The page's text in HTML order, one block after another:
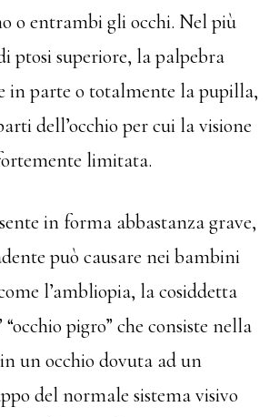
o entrambi gli occhi. Nel più
ptosi superiore, la palpebra
in parte o totalmente la pupilla,
dell’occhio per cui la visione
limitata.
in forma abbastanza grave,
può causare nei bambini
l’ambliopia, la cosiddetta
pigro” che consiste nella
un occhio dovuta ad un
del normale sistema visivo